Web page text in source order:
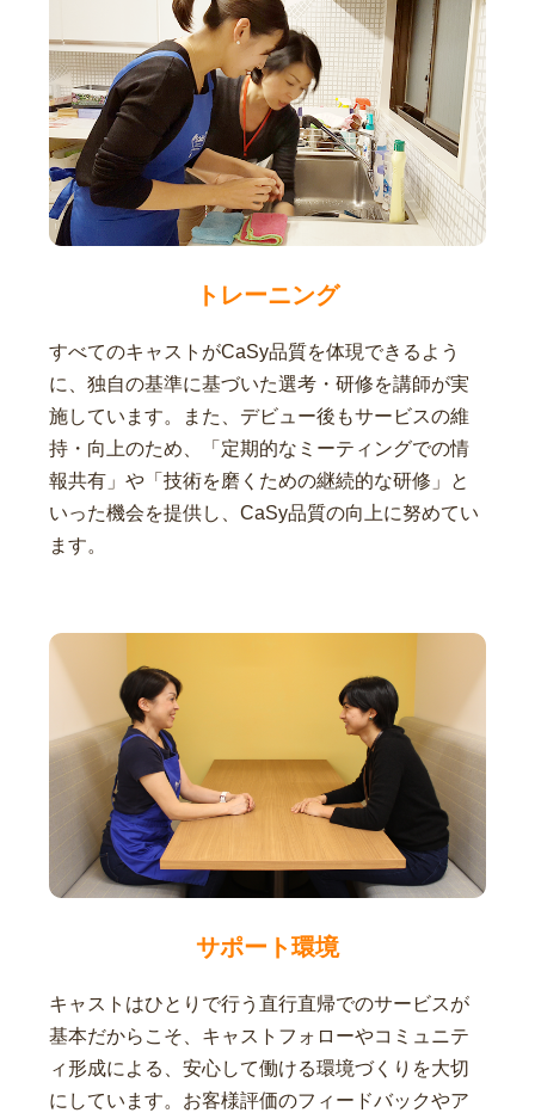
トレーニング
すべてのキャストがCaSy品質を体現できるよう
に、独自の基準に基づいた選考・研修を講師が実
施しています。また、デビュー後もサービスの維
持・向上のため、「定期的なミーティングでの情
報共有」や「技術を磨くための継続的な研修」と
いった機会を提供し、CaSy品質の向上に努めてい
ます。
サポート環境
キャストはひとりで行う直行直帰でのサービスが
基本だからこそ、キャストフォローやコミュニテ
ィ形成による、安心して働ける環境づくりを大切
にしています。お客様評価のフィードバックやア